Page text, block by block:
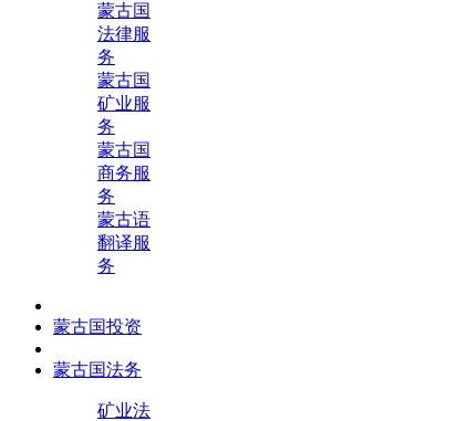
蒙古国
法律服
务
蒙古国
矿业服
务
蒙古国
商务服
务
蒙古语
翻译服
务
蒙古国投资
蒙古国法务
矿业法